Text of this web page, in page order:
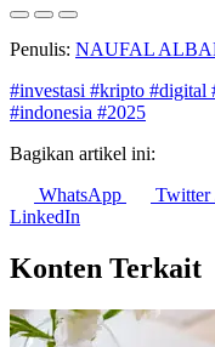
Penulis: NAUFAL
#investasi #kripto #digital
#indonesia #2025
Bagikan artikel ini:
WhatsApp
Twitter
LinkedIn
Konten Terkait